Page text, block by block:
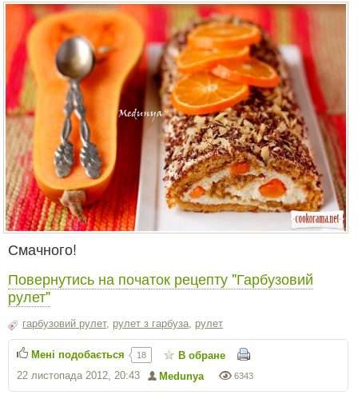
Смачного!
Повернутись на початок рецепту "Гарбузовий
рулет"
гарбузовий рулет, рулет з гарбуза рулет
6343
Medunya
22 листопада 2012, 20:43
Мені подобається 18 В обране